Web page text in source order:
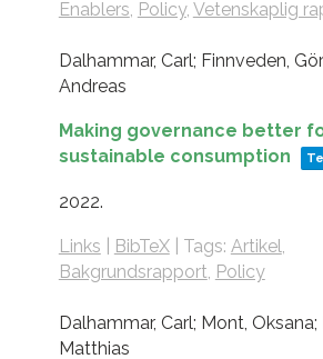
Enablers, Policy, Vetenskaplig
Dalhammar, Carl; Finnveden,
Andreas
Making governance better
sustainable consumption
2022.
Links BibTeX| Tags: Artikel,
Bakgrundsrapport, Policy
Dalhammar, Carl; Mont, Oksana;
Matthias